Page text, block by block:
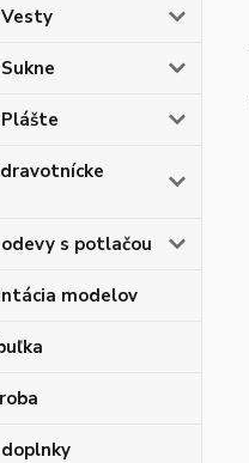
s potlačou
modelov